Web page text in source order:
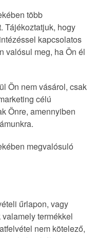
több
Tájékoztatjuk, hogy
kapcsolatos
valósul meg, ha Ön él
Ön nem vásárol, csak
célú
Önre, amennyiben
megvalósuló
űrlapon, vagy
termékkel
nem kötelező,